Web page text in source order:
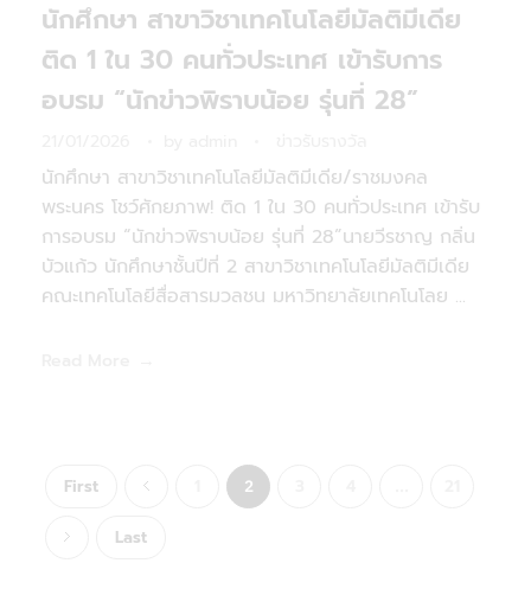
นักศึกษา สาขาวิชาเทคโนโลยีมัลติมีเดีย
ติด 1 ใน 30 คนทั่วประเทศ เข้ารับการ
อบรม “นักข่าวพิราบน้อย รุ่นที่ 28”
นักศึกษา สาขาวิชาเทคโนโลยีมัลติมีเดีย/ราชมงคล
พระนคร โชว์ศักยภาพ! ติด 1 ใน 30 คนทั่วประเทศ เข้ารับ
การอบรม “นักข่าวพิราบน้อย รุ่นที่ 28”นายวีรชาญ กลิ่น
บัวแก้ว นักศึกษาชั้นปีที่ 2 สาขาวิชาเทคโนโลยีมัลติมีเดีย
คณะเทคโนโลยีสื่อสารมวลชน มหาวิทยาลัยเทคโนโลย ...
First 2
Last